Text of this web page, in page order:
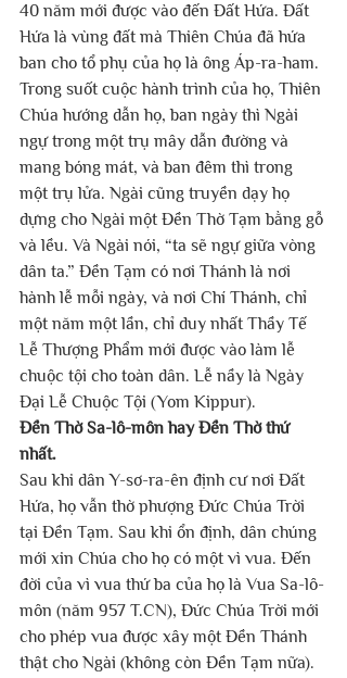
40 năm mới được vào đến Đất Hứa. Đất
Hứa là vùng đất mà Thiên Chúa đã hứa
ban cho tổ phụ của họ là ông Áp-ra-ham.
Trong suốt cuộc hành trình của họ, Thiên
Chúa hướng dẫn họ, ban ngày thì Ngài
ngự trong một trụ mây dẫn đường và
mang bóng mát, và ban đêm thì trong
một trụ lửa. Ngài cũng truyền dạy họ
dựng cho Ngài một Đền Thờ Tạm bằng gỗ
và lều. Và Ngài nói, “ta sẽ ngự giữa vòng
dân ta.” Đền Tạm có nơi Thánh là nơi
hành lễ mỗi ngày, và nơi Chí Thánh, chỉ
một năm một lần, chỉ duy nhất Thầy Tế
Lễ Thượng Phẩm mới được vào làm lễ
chuộc tội cho toàn dân. Lễ nầy là Ngày
Đại Lễ Chuộc Tội (Yom Kippur).
Đền Thờ Sa-lô-môn hay Đền Thờ thứ
nhất.
Sau khi dân Y-sơ-ra-ên định cư nơi Đất
Hứa, họ vẫn thờ phượng Đức Chúa Trời
tại Đền Tạm. Sau khi ổn định, dân chúng
mới xin Chúa cho họ có một vì vua. Đến
đời của vì vua thứ ba của họ là Vua Sa-lô-
môn (năm 957 T.CN), Đức Chúa Trời mới
cho phép vua được xây một Đền Thánh
thật cho Ngài (không còn Đền Tạm nữa).